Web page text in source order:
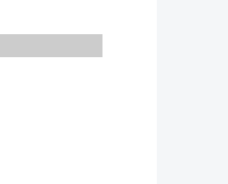
的维护细节请参照振动电机
用双螺母防松措施，无须在螺